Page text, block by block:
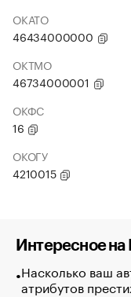
ОКАТО
46434000000
ОКТМО
46734000001
ОКФС
16
ОКОГУ
4210015
Интересное на
Насколько ваш
атрибутов